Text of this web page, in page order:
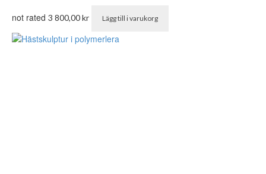
not rated 3 800,00kr Lägg till i varukorg